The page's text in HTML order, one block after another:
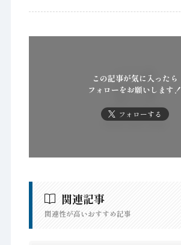
この記事が気に入ったら
フォローをお願いします！
フォローする
関連記事
関連性が高いおすすめ記事